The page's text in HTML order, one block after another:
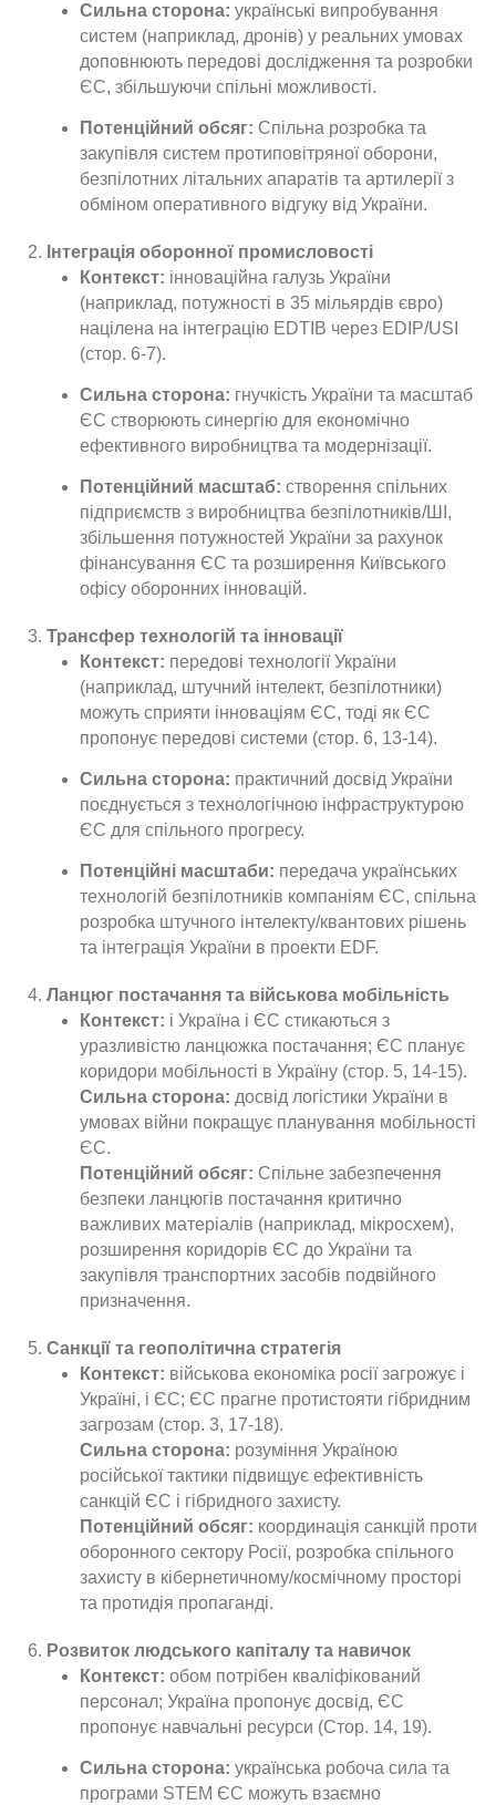
Сильна сторона: українські випробування
систем (наприклад, дронів) у реальних умовах
доповнюють передові дослідження та розробки
ЄС, збільшуючи спільні можливості.
Потенційний обсяг: Спільна розробка та
закупівля систем протиповітряної оборони,
безпілотних літальних апаратів та артилерії з
обміном оперативного відгуку від України.
Інтеграція оборонної промисловості
Контекст: інноваційна галузь України
(наприклад, потужності в 35 мільярдів євро)
націлена на інтеграцію EDTIB через EDIP/USI
(стор. 6-7).
Сильна сторона: гнучкість України та масштаб
ЄС створюють синергію для економічно
ефективного виробництва та модернізації.
Потенційний масштаб: створення спільних
підприємств з виробництва безпілотників/ШІ,
збільшення потужностей України за рахунок
фінансування ЄС та розширення Київського
офісу оборонних інновацій.
Трансфер технологій та інновації
Контекст: передові технології України
(наприклад, штучний інтелект, безпілотники)
можуть сприяти інноваціям ЄС, тоді як ЄС
пропонує передові системи (стор. 6, 13-14).
Сильна сторона: практичний досвід України
поєднується з технологічною інфраструктурою
ЄС для спільного прогресу.
Потенційні масштаби: передача українських
технологій безпілотників компаніям ЄС, спільна
розробка штучного інтелекту/квантових рішень
та інтеграція України в проекти EDF.
Ланцюг постачання та військова мобільність
Контекст: і Україна і ЄС стикаються з
уразливістю ланцюжка постачання; ЄС планує
коридори мобільності в Україну (стор. 5, 14-15).
Сильна сторона: досвід логістики України в
умовах війни покращує планування мобільності
ЄС.
Потенційний обсяг: Спільне забезпечення
безпеки ланцюгів постачання критично
важливих матеріалів (наприклад, мікросхем),
розширення коридорів ЄС до України та
закупівля транспортних засобів подвійного
призначення.
Санкції та геополітична стратегія
Контекст: військова економіка росії загрожує і
Україні, і ЄС; ЄС прагне протистояти гібридним
загрозам (стор. 3, 17-18).
Сильна сторона: розуміння Україною
російської тактики підвищує ефективність
санкцій ЄС і гібридного захисту.
Потенційний обсяг: координація санкцій проти
оборонного сектору Росії, розробка спільного
захисту в кібернетичному/космічному просторі
та протидія пропаганді.
Розвиток людського капіталу та навичок
Контекст: обом потрібен кваліфікований
персонал; Україна пропонує досвід, ЄС
пропонує навчальні ресурси (Стор. 14, 19).
Сильна сторона: українська робоча сила та
програми STEM ЄС можуть взаємно